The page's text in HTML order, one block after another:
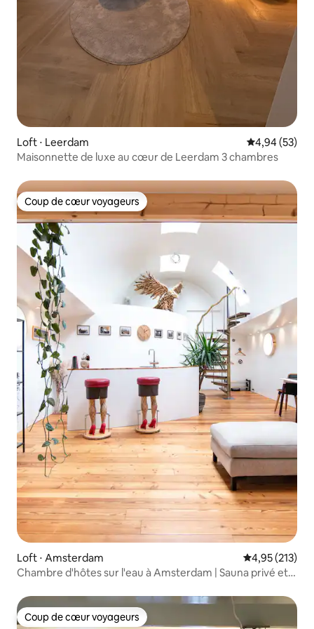
Loft ⋅ Leerdam Évaluation
4,94 (53)
Maisonnette de luxe au cœur de Leerdam 3 chambres
Coup de cœur voyageurs
Coup de cœur voyageurs
Loft ⋅ Amsterdam Évaluation
4,95 (213)
Chambre d'hôtes sur l'eau à Amsterdam | Sauna privé et
Coup de cœur voyageurs
Coup de cœur voyageurs